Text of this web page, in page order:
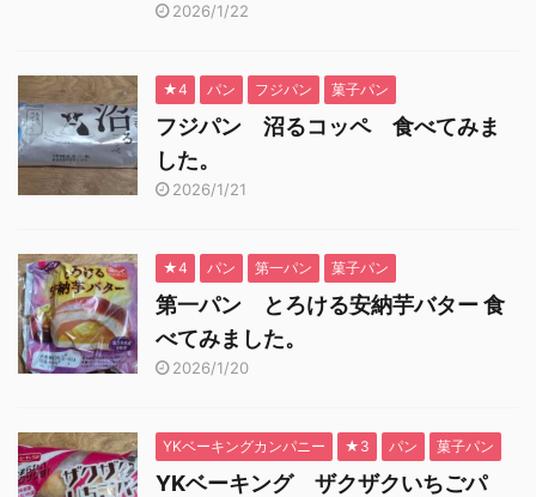
2026/1/22
★4 パン フジパン 菓子パン
フジパン 沼るコッペ 食べてみま
した。
2026/1/21
★4 パン 第一パン 菓子パン
第一パン とろける安納芋バター 食
べてみました。
2026/1/20
YKベーキングカンパニー ★3 パン 菓子パン
YKベーキング ザクザクいちごパ